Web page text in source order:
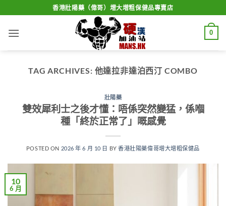
to
content
香港壯陽藥（偉哥）增大增粗保健品專賣店
0
TAG ARCHIVES: 他達拉非達泊西汀 COMBO
壯陽藥
雙效犀利士之後才懂：唔係突然變猛，係嗰
種「終於正常了」嘅感覺
POSTED ON 2026 年 6 月 10 日 BY香港壯陽藥偉哥增大增粗保健品
10
6 月